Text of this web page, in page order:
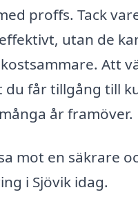
proffs. Tack
utan de
Att
får tillgång till
år framöver.
mot en säkrare
i Sjövik idag.